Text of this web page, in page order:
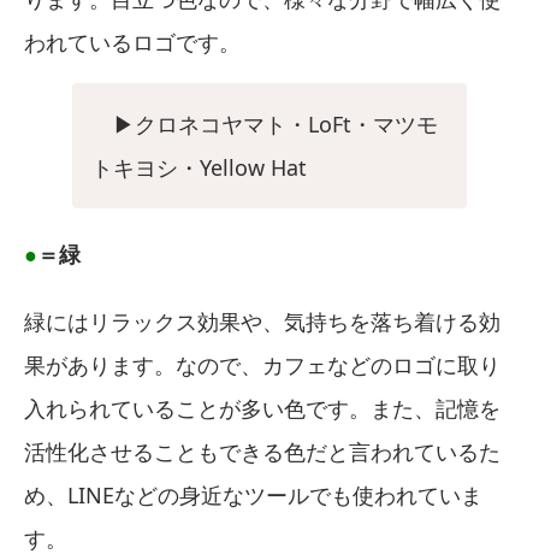
われているロゴです。
▶︎クロネコヤマト・LoFt・マツモ
トキヨシ・Yellow Hat
● ＝緑
緑にはリラックス効果や、気持ちを落ち着ける効
果があります。なので、カフェなどのロゴに取り
入れられていることが多い色です。また、記憶を
活性化させることもできる色だと言われているた
め、LINEなどの身近なツールでも使われていま
す。